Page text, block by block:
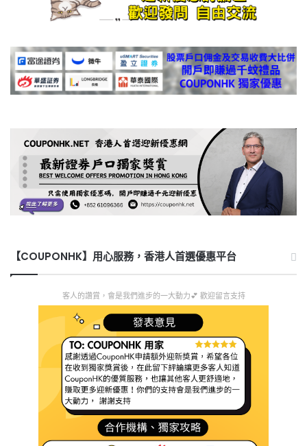
【COUPONHK】用心服務，香港人首選優惠平台
客人的讚賞，會是我們進步的一大動力💕 歡迎留言支持